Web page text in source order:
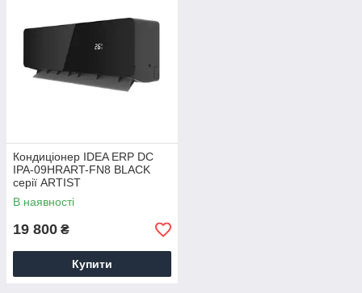
Кондиціонер IDEA ERP DC
IPA-09HRART-FN8 BLACK
серії ARTIST
В наявності
19 800 ₴
Купити